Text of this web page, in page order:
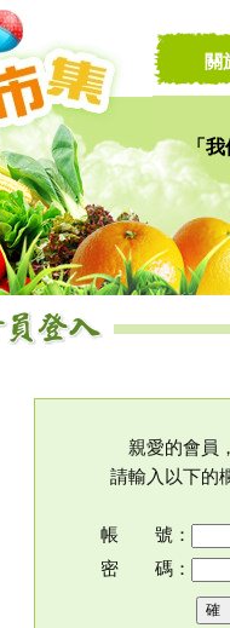
「我
讓
關
親愛的會員
請輸入以下的
帳 號：
密 碼：